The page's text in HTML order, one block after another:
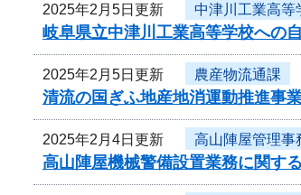
2025年2月5日更新 中津川工業高等
岐阜県立中津川工業高等学校への
2025年2月5日更新 農産物流通課
清流の国ぎふ地産地消運動推進事
2025年2月4日更新 高山陣屋管理事
高山陣屋機械警備設置業務に関す